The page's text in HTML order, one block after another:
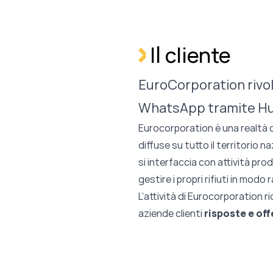
Il cliente
EuroCorporation
WhatsApp tramite
Eurocorporation è una realtà
diffuse su tutto il territorio
si interfaccia con attività
gestire i propri rifiuti in modo
L’attività di Eurocorporation
aziende clienti risposte e